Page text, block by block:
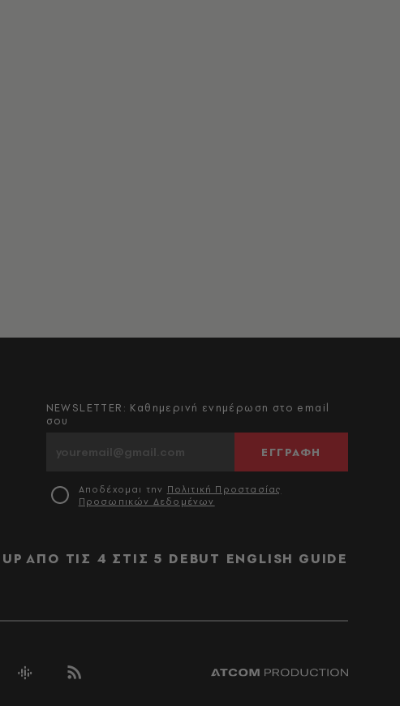
NEWSLETTER: Καθημερινή ενημέρωση στο email
σου
ΕΓΓΡΑΦΗ
Αποδέχομαι την Πολιτική Προστασίας
Προσωπικών Δεδομένων
ΑΠΟ ΤΙΣ 4 ΣΤΙΣ 5 DEBUT ENGLISH GUIDE